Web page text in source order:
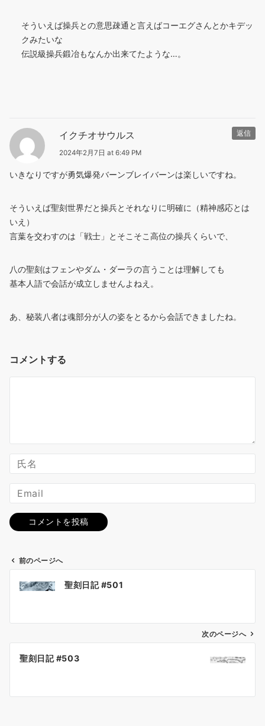
そういえば操兵との意思疎通と言えばコーエグさんとかキデッ
クみたいな
伝説級操兵鍛冶もなんか出来てたような…。
返信
イクチオサウルス
2024年2月7日 at 6:49 PM
いきなりですが勇気爆発バーンブレイバーンは楽しいですね。
そういえば聖刻世界だと操兵とそれなりに明確に（精神感応とは
いえ）
言葉を交わすのは「戦士」とそこそこ高位の操兵くらいで、
八の聖刻はフェンやダム・ダーラの言うことは理解しても
基本人語で会話が成立しませんよねえ。
あ、秘装八者は魂部分が人の姿をとるから会話できましたね。
コメントする
ン
前のページへ
聖刻日記 #501
次のページへ
聖刻日記 #503